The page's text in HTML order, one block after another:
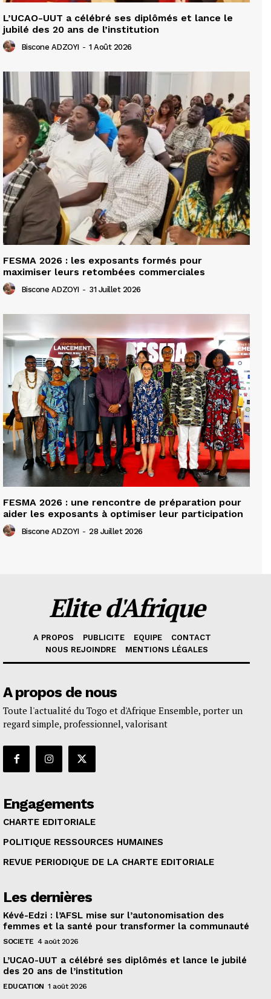
L’UCAO-UUT a célébré ses diplômés et lance le
jubilé des 20 ans de l’institution
Biscone ADZOYI - 1 Août 2026
FESMA 2026 : les exposants formés pour
maximiser leurs retombées commerciales
Biscone ADZOYI - 31 Juillet 2026
FESMA 2026 : une rencontre de préparation pour
aider les exposants à optimiser leur participation
Biscone ADZOYI - 28 Juillet 2026
Elite d'Afrique
A PROPOS PUBLICITE EQUIPE
CONTACT
NOUS REJOINDRE
MENTIONS LÉGALES
A propos de nous
Toute l'actualité du Togo et d'Afrique Ensemble, porter un
regard simple, professionnel, valorisant
Engagements
CHARTE EDITORIALE
POLITIQUE RESSOURCES HUMAINES
REVUE PERIODIQUE DE LA CHARTE EDITORIALE
Les dernières
Kévé-Edzi : l’AFSL mise sur l’autonomisation des
femmes et la santé pour transformer la communauté
SOCIETE 4 août 2026
L’UCAO-UUT a célébré ses diplômés et lance le jubilé
des 20 ans de l’institution
EDUCATION 1 août 2026